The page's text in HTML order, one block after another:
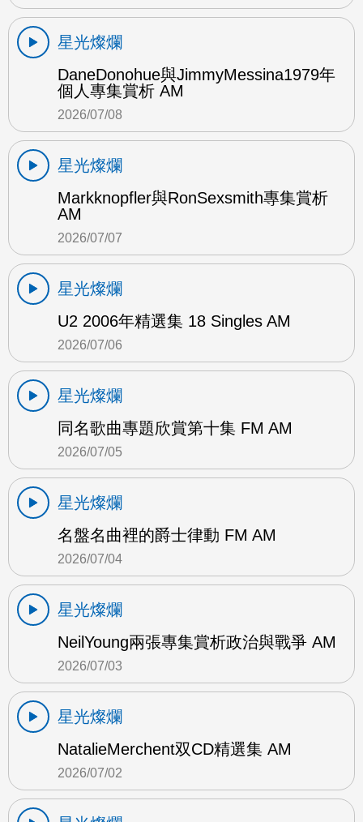
星光燦爛
DaneDonohue與JimmyMessina1979年
個人專集賞析 AM
2026/07/08
星光燦爛
Markknopfler與RonSexsmith專集賞析
AM
2026/07/07
星光燦爛
U2 2006年精選集 18 Singles AM
2026/07/06
星光燦爛
同名歌曲專題欣賞第十集 FM AM
2026/07/05
星光燦爛
名盤名曲裡的爵士律動 FM AM
2026/07/04
星光燦爛
NeilYoung兩張專集賞析政治與戰爭 AM
2026/07/03
星光燦爛
NatalieMerchent双CD精選集 AM
2026/07/02